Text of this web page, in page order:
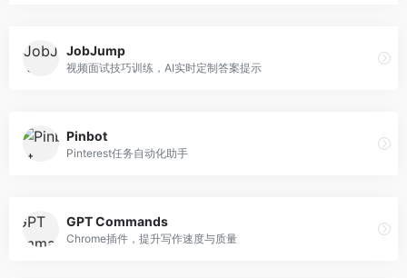
JobJump
视频面试技巧训练，AI实时定制答案提示
Pinbot
Pinterest任务自动化助手
GPT Commands
Chrome插件，提升写作速度与质量